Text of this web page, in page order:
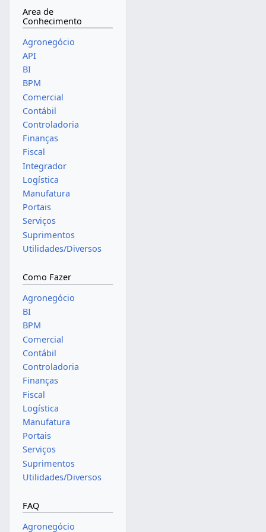
Area de
Conhecimento
Agronegócio
API
BI
BPM
Comercial
Contábil
Controladoria
Finanças
Fiscal
Integrador
Logística
Manufatura
Portais
Serviços
Suprimentos
Utilidades/Diversos
Como Fazer
Agronegócio
BI
BPM
Comercial
Contábil
Controladoria
Finanças
Fiscal
Logística
Manufatura
Portais
Serviços
Suprimentos
Utilidades/Diversos
FAQ
Agronegócio